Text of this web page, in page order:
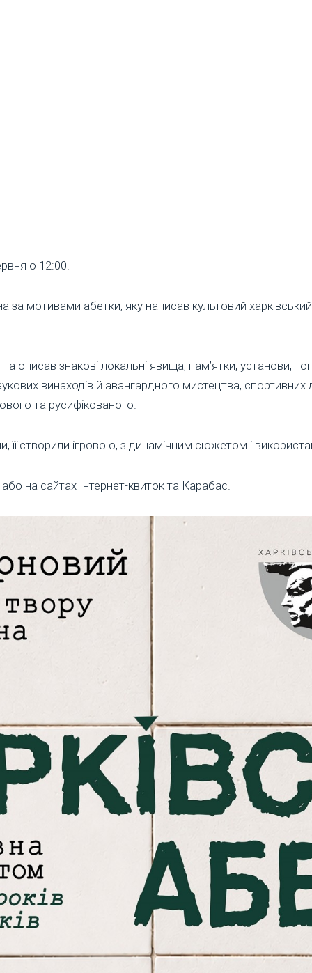
о 12:00.
мотивами абетки, яку написав культовий
та описав знакові локальні явища, пам’ятки, установи,
винаходів й авангардного мистецтва, спортивних
та русифікованого.
створили ігровою, з динамічним сюжетом і
на сайтах Інтернет-квиток та Карабас.